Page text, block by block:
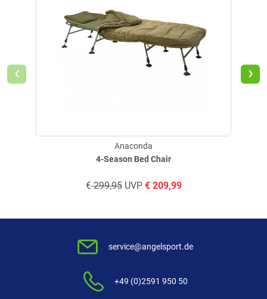
4-Season Bed Chair
Anaconda
€299,95UVP €209,99
‹ ›
service@angelsport.de
+49 (0)2591 950 50